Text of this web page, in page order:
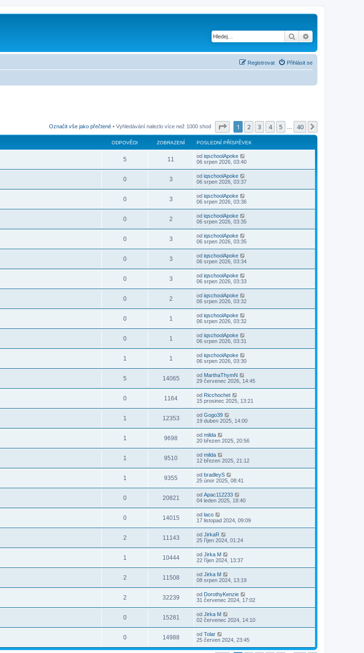
Hledat
Přihlásit se
Registrovat
Označit vše jako přečtené • Vyhledávání nalezlo více než 1000 shod Stránka z 40
1 2 3 4 5 40
ODPOVĚDI ZOBRAZENÍ POSLEDNÍ PŘÍSPĚVEK
5 11 od iqschoolApoke
06 srpen 2026, 03:40
0 3 od iqschoolApoke
06 srpen 2026, 03:37
0 3 od iqschoolApoke
06 srpen 2026, 03:36
0 2 od iqschoolApoke
06 srpen 2026, 03:35
0 3 od iqschoolApoke
06 srpen 2026, 03:35
0 3 od iqschoolApoke
06 srpen 2026, 03:34
0 3 od iqschoolApoke
06 srpen 2026, 03:33
0 2 od iqschoolApoke
06 srpen 2026, 03:32
0 1 od iqschoolApoke
06 srpen 2026, 03:32
0 1 od iqschoolApoke
06 srpen 2026, 03:31
1 1 od iqschoolApoke
06 srpen 2026, 03:30
5 14065 od MarthaThymN
29 červenec 2026, 14:45
0 1164 od Ricchochet
15 prosinec 2025, 13:21
1 12353 od Gogo39
19 duben 2025, 14:00
1 9698 od milda
20 březen 2025, 20:56
1 9510 od milda
12 březen 2025, 21:12
1 9355 od bradleyS
25 únor 2025, 08:41
0 20821 od Apac112233
04 leden 2025, 18:40
0 14015 od laco
17 listopad 2024, 09:09
2 11143 od JirkaR
25 říjen 2024, 01:24
1 10444 od Jirka M
22 říjen 2024, 13:37
2 11508 od Jirka M
08 srpen 2024, 13:19
2 32239 od DorothyKenzie
31 červenec 2024, 17:02
0 15281 od Jirka M
02 červenec 2024, 14:10
0 14988 od Tolar
25 červen 2024, 23:45